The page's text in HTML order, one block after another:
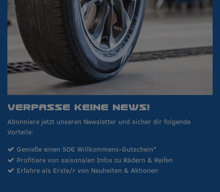
VERPASSE KEINE NEWS!
Abonniere jetzt unseren Newsletter und sicher dir folgende
Vorteile:
Genieße einen 50€ Willkommens-Gutschein*
Profitiere von saisonalen Infos zu Rädern & Reifen
Erfahre als Erste/r von Neuheiten & Aktionen